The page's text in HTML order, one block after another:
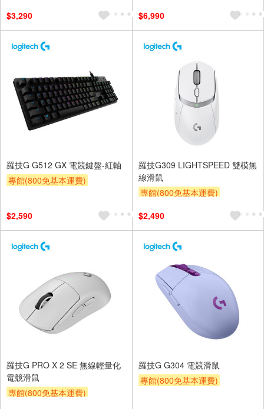
$3,290
$6,990
羅技G G512 GX 電競鍵盤-紅軸
專館(800免基本運費)
$2,590
羅技G309 LIGHTSPEED 雙模無
線滑鼠
專館(800免基本運費)
$2,490
羅技G PRO X 2 SE 無線輕量化
電競滑鼠
專館(800免基本運費)
羅技G G304 電競滑鼠
專館(800免基本運費)